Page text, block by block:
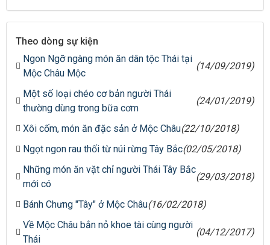
Theo dòng sự kiện
Ngon Ngỡ ngàng món ăn dân tộc Thái tại
Mộc Châu Mộc
(14/09/2019)
Một số loại chéo cơ bản người Thái
thường dùng trong bữa cơm
(24/01/2019)
Xôi cốm, món ăn đặc sản ở Mộc Châu(22/10/2018)
Ngọt ngon rau thối từ núi rừng Tây Bắc(02/05/2018)
Những món ăn vặt chỉ người Thái Tây Bắc
mới có
(29/03/2018)
Bánh Chưng "Tây" ở Mộc Châu(16/02/2018)
Về Mộc Châu bắn nỏ khoe tài cùng người
Thái
(04/12/2017)